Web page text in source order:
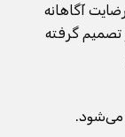
آگاهانه
گرفته